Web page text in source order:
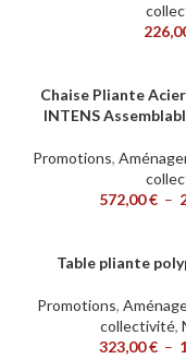
CHOIX DES OPTIONS
Chaise Pliante
INTENS
Promotions,
572,00€ –
CHOIX DES OPTIONS
Table pliante
Promotions,
collectivité,
323,00€ –